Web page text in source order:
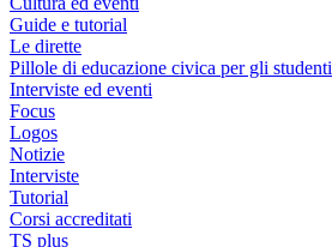
Guide e tutorial
Le dirette
Pillole di educazione civica per gli studenti
Interviste ed eventi
Focus
Logos
Notizie
Interviste
Tutorial
Corsi accreditati
TS plus